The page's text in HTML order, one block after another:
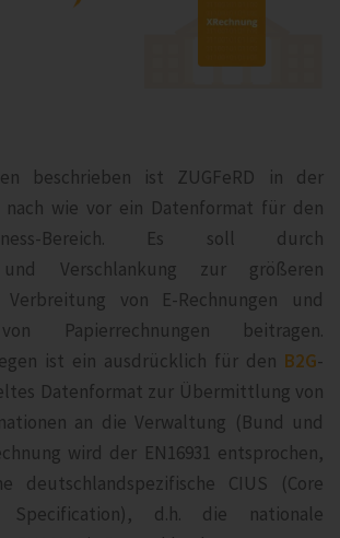
beschrieben ist ZUGFeRD in der
nach wie vor ein Datenformat für den
Bereich. Es soll durch
und Verschlankung zur größeren
von E-Rechnungen und
Papierrechnungen beitragen.
ist ein ausdrücklich für den B2G-
Datenformat zur Übermittlung von
an die Verwaltung (Bund und
wird der EN16931 entsprochen,
deutschlandspezifische CIUS (Core
Specification), d.h. die nationale